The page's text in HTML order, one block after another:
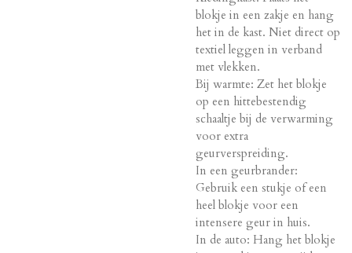
blokje in een zakje en hang
het in de kast. Niet direct op
textiel leggen in verband
met vlekken.
Bij warmte: Zet het blokje
op een hittebestendig
schaaltje bij de verwarming
voor extra
geurverspreiding.
In een geurbrander:
Gebruik een stukje of een
heel blokje voor een
intensere geur in huis.
In de auto: Hang het blokje